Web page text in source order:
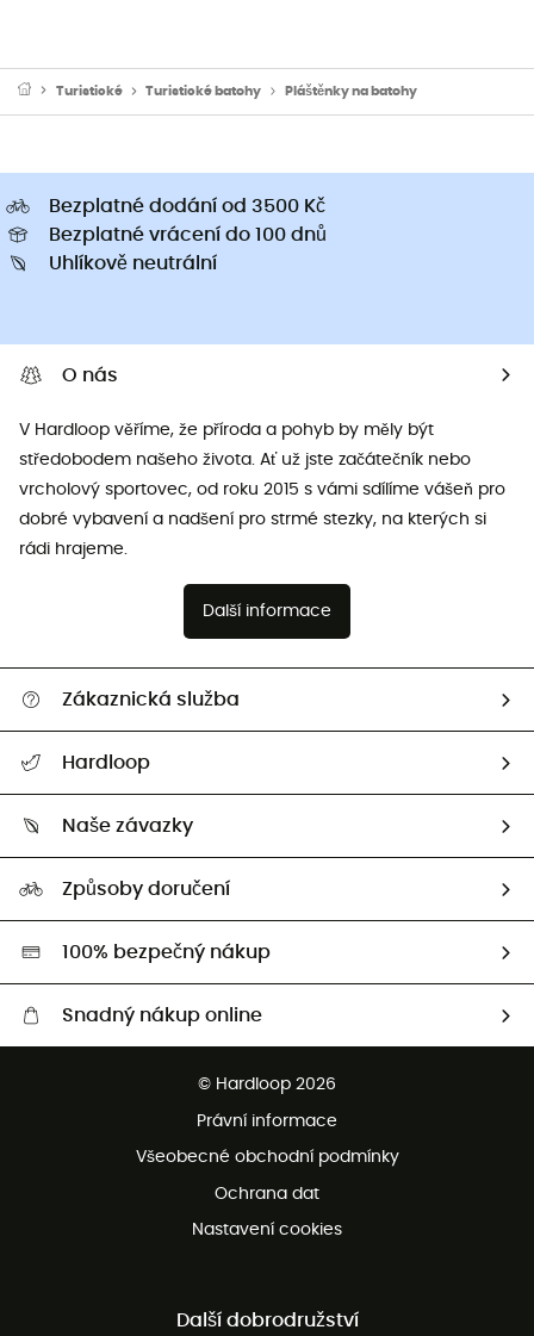
Turistické Turistické batohy Pláštěnky na batohy
Bezplatné dodání od 3500 Kč
Bezplatné vrácení do 100 dnů
Uhlíkově neutrální
O nás
V Hardloop věříme, že příroda a pohyb by měly být
středobodem našeho života. Ať už jste začátečník nebo
vrcholový sportovec, od roku 2015 s vámi sdílíme vášeň pro
dobré vybavení a nadšení pro strmé stezky, na kterých si
rádi hrajeme.
Další informace
Zákaznická služba
Vrácení zboží a peněz
Hardloop
Naši Ambasadoři
Naše závazky
HardGreen
Způsoby doručení
100% bezpečný nákup
Snadný nákup online
Bezplatná zákaznická služba
© Hardloop 2026
Právní informace
Všeobecné obchodní podmínky
Ochrana dat
Nastavení cookies
Další dobrodružství